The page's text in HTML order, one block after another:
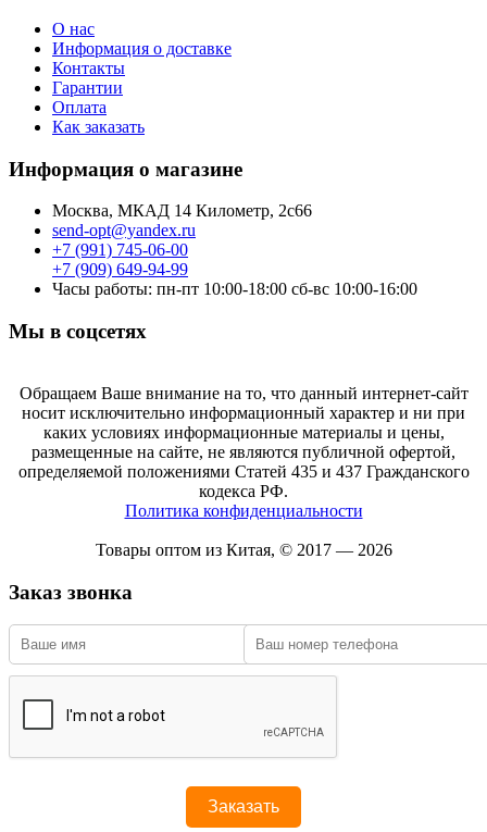
О нас
Информация о доставке
Контакты
Гарантии
Оплата
Как заказать
Информация о магазине
Москва, МКАД 14 Километр, 2с66
send-opt@yandex.ru
+7 (991) 745-06-00
+7 (909) 649-94-99
Часы работы: пн-пт 10:00-18:00 сб-вс 10:00-16:00
Мы в соцсетях
Обращаем Ваше внимание на то, что данный интернет-сайт
носит исключительно информационный характер и ни при
каких условиях информационные материалы и цены,
размещенные на сайте, не являются публичной офертой,
определяемой положениями Статей 435 и 437 Гражданского
кодекса РФ.
Политика конфиденциальности
Товары оптом из Китая, © 2017 — 2026
Заказ звонка